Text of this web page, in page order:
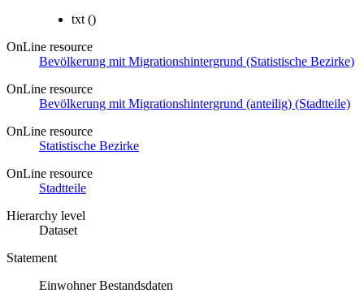
txt()
OnLine resource
Bevölkerung mit Migrationshintergrund (Statistische Bezirke)
OnLine resource
Bevölkerung mit Migrationshintergrund (anteilig) (Stadtteile)
OnLine resource
Statistische Bezirke
OnLine resource
Stadtteile
Hierarchy level
Dataset
Statement
Einwohner Bestandsdaten